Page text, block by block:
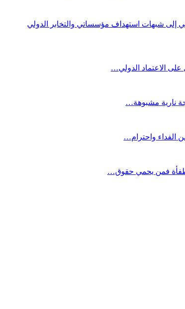
إلى شبهات استهداف مؤسساتي والتخابر الدولي
على الاعتماد الدولي…
نارية مشبوهة…
الفداء واحترام…
مطفأة فمن يحمي حقوق…